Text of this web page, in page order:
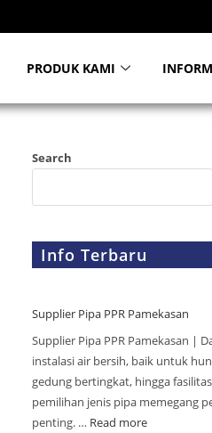
PRODUK KAMI
Search
Info Terbaru
Supplier Pipa PPR Pamekasan
Supplier Pipa PPR Pamekasan |
instalasi air bersih, baik untuk
gedung bertingkat, hingga
pemilihan jenis pipa memegang
penting. … Read more